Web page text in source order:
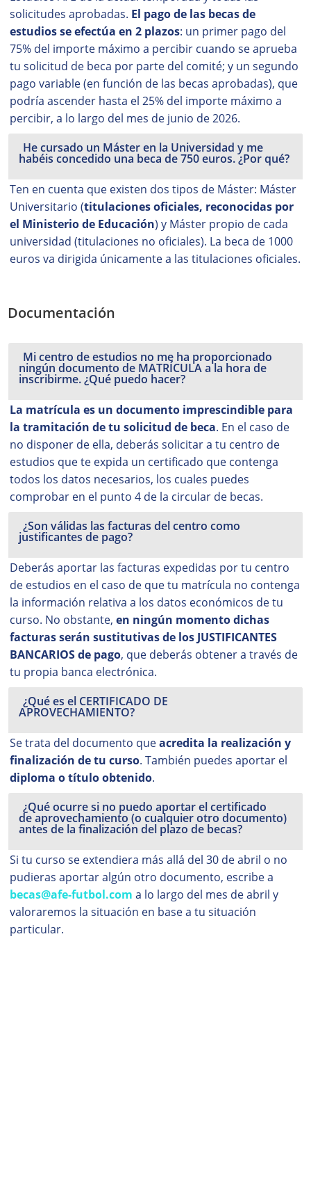
solicitudes aprobadas. El pago de las becas de
estudios se efectúa en 2 plazos: un primer pago del
75% del importe máximo a percibir cuando se aprueba
tu solicitud de beca por parte del comité; y un segundo
pago variable (en función de las becas aprobadas), que
podría ascender hasta el 25% del importe máximo a
percibir, a lo largo del mes de junio de 2026.
He cursado un Máster en la Universidad y me
habéis concedido una beca de 750 euros. ¿Por qué?
Ten en cuenta que existen dos tipos de Máster: Máster
Universitario (titulaciones oficiales, reconocidas por
el Ministerio de Educación) y Máster propio de cada
universidad (titulaciones no oficiales). La beca de 1000
euros va dirigida únicamente a las titulaciones oficiales.
Documentación
Mi centro de estudios no me ha proporcionado
ningún documento de MATRÍCULA a la hora de
inscribirme. ¿Qué puedo hacer?
La matrícula es un documento imprescindible para
la tramitación de tu solicitud de beca. En el caso de
no disponer de ella, deberás solicitar a tu centro de
estudios que te expida un certificado que contenga
todos los datos necesarios, los cuales puedes
comprobar en el punto 4 de la circular de becas.
¿Son válidas las facturas del centro como
justificantes de pago?
Deberás aportar las facturas expedidas por tu centro
de estudios en el caso de que tu matrícula no contenga
la información relativa a los datos económicos de tu
curso. No obstante,en ningún momento dichas
facturas serán sustitutivas de los JUSTIFICANTES
BANCARIOS de pago, que deberás obtener a través de
tu propia banca electrónica.
¿Qué es el CERTIFICADO DE
APROVECHAMIENTO?
Se trata del documento queacredita la realización y
finalización de tu curso. También puedes aportar el
diploma o título obtenido.
¿Qué ocurre si no puedo aportar el certificado
de aprovechamiento (o cualquier otro documento)
antes de la finalización del plazo de becas?
Si tu curso se extendiera más allá del 30 de abril o no
pudieras aportar algún otro documento, escribe a
becas@afe-futbol.com a lo largo del mes de abril y
valoraremos la situación en base a tu situación
particular.